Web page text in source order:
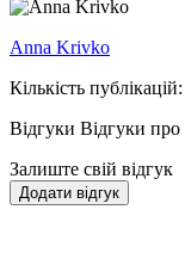
Anna Krivko
Кількість
Відгуки Відгуки про
Залиште свій відгук
Додати відгук